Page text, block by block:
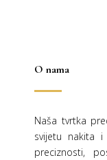
O nama
Naša tvrtka
svijetu nakita
preciznosti,